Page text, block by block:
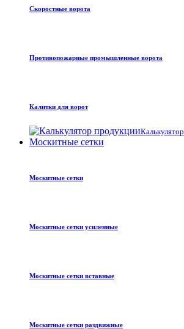
Скоростные ворота
Противопожарные промышленные ворота
Калитки для ворот
Калькулятор
Москитные сетки
Москитные сетки
Москитные сетки усиленные
Москитные сетки вставные
Москитные сетки раздвижные